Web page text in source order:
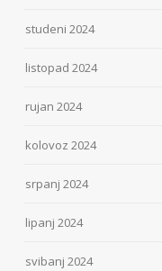
studeni 2024
listopad 2024
rujan 2024
kolovoz 2024
srpanj 2024
lipanj 2024
svibanj 2024